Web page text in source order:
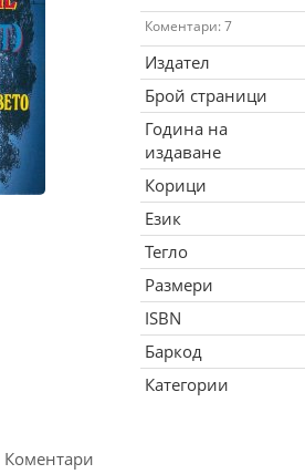
Коментари: 7
Издател
Брой страници
Година на
издаване
Корици
Език
Тегло
Размери
ISBN
Баркод
Категории
Коментари